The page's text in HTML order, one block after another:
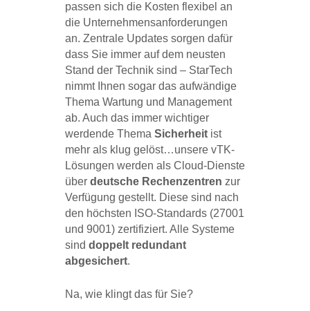
passen sich die Kosten flexibel an
die Unternehmensanforderungen
an. Zentrale Updates sorgen dafür
dass Sie immer auf dem neusten
Stand der Technik sind – StarTech
nimmt Ihnen sogar das aufwändige
Thema Wartung und Management
ab. Auch das immer wichtiger
werdende Thema Sicherheit ist
mehr als klug gelöst…unsere vTK-
Lösungen werden als Cloud-Dienste
über deutsche Rechenzentren zur
Verfügung gestellt. Diese sind nach
den höchsten ISO-Standards (27001
und 9001) zertifiziert. Alle Systeme
sind doppelt redundant
abgesichert.
Na, wie klingt das für Sie?